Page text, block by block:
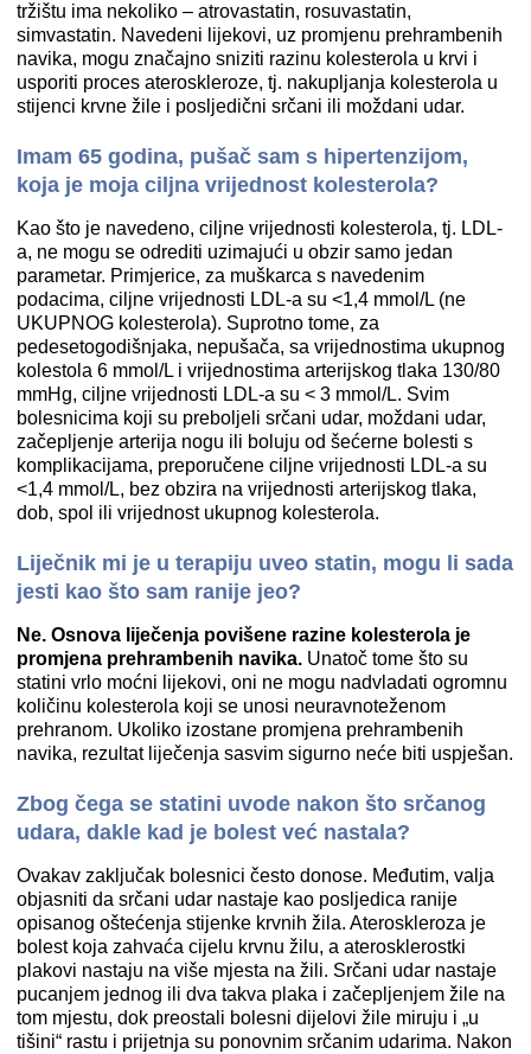
tržištu ima nekoliko – atrovastatin, rosuvastatin,
simvastatin. Navedeni lijekovi, uz promjenu prehrambenih
navika, mogu značajno sniziti razinu kolesterola u krvi i
usporiti proces ateroskleroze, tj. nakupljanja kolesterola u
stijenci krvne žile i posljedični srčani ili moždani udar.
Imam 65 godina, pušač sam s hipertenzijom,
koja je moja ciljna vrijednost kolesterola?
Kao što je navedeno, ciljne vrijednosti kolesterola, tj. LDL-
a, ne mogu se odrediti uzimajući u obzir samo jedan
parametar. Primjerice, za muškarca s navedenim
podacima, ciljne vrijednosti LDL-a su <1,4 mmol/L (ne
UKUPNOG kolesterola). Suprotno tome, za
pedesetogodišnjaka, nepušača, sa vrijednostima ukupnog
kolestola 6 mmol/L i vrijednostima arterijskog tlaka 130/80
mmHg, ciljne vrijednosti LDL-a su < 3 mmol/L. Svim
bolesnicima koji su preboljeli srčani udar, moždani udar,
začepljenje arterija nogu ili boluju od šećerne bolesti s
komplikacijama, preporučene ciljne vrijednosti LDL-a su
<1,4 mmol/L, bez obzira na vrijednosti arterijskog tlaka,
dob, spol ili vrijednost ukupnog kolesterola.
Liječnik mi je u terapiju uveo statin, mogu li sada
jesti kao što sam ranije jeo?
Ne. Osnova liječenja povišene razine kolesterola je
promjena prehrambenih navika. Unatoč tome što su
statini vrlo moćni lijekovi, oni ne mogu nadvladati ogromnu
količinu kolesterola koji se unosi neuravnoteženom
prehranom. Ukoliko izostane promjena prehrambenih
navika, rezultat liječenja sasvim sigurno neće biti uspješan.
Zbog čega se statini uvode nakon što srčanog
udara, dakle kad je bolest već nastala?
Ovakav zaključak bolesnici često donose. Međutim, valja
objasniti da srčani udar nastaje kao posljedica ranije
opisanog oštećenja stijenke krvnih žila. Ateroskleroza je
bolest koja zahvaća cijelu krvnu žilu, a aterosklerostki
plakovi nastaju na više mjesta na žili. Srčani udar nastaje
pucanjem jednog ili dva takva plaka i začepljenjem žile na
tom mjestu, dok preostali bolesni dijelovi žile miruju i „u
tišini“ rastu i prijetnja su ponovnim srčanim udarima. Nakon